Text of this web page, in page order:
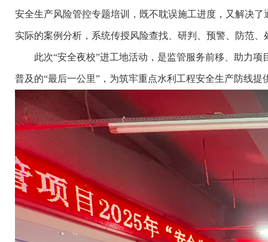
安全生产风险管控专题培训，既不耽误施工进度，又解决
实际的案例分析，系统传授风险查找、研判、预警、防范
此次“安全夜校”进工地活动，是监管服务前移、助力项
普及的“最后一公里”，为筑牢重点水利工程安全生产防线